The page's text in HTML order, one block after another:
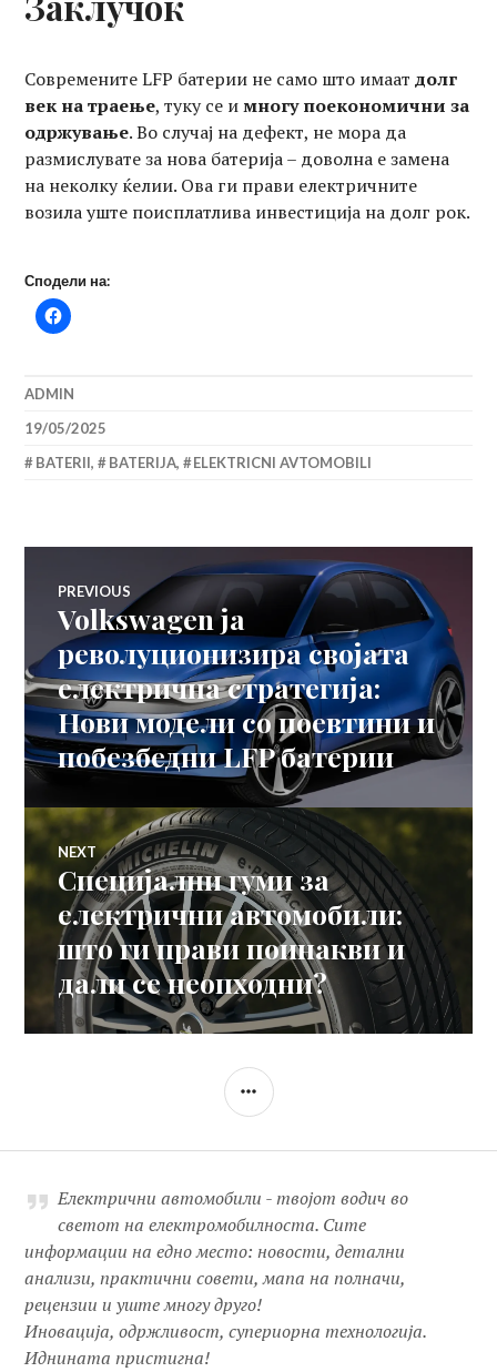
Современите LFP батерии не само што имаатдолг
век на траење, туку се имногу поекономични за
одржување. Во случај на дефект, не мора да
размислувате за нова батерија – доволна е замена
на неколку ќелии. Ова ги прави електричните
возила уште поисплатлива инвестиција на долг рок.
Сподели на:
ADMIN
19/05/2025
BATERII, BATERIJA, ELEKTRICNI AVTOMOBILI
Навигација
на
напис
PREVIOUS
Previous
post:
Volkswagen ја
револуционизира својата
електрична стратегија:
Нови модели со поевтини и
побезбедни LFP батерии
NEXT
Next
post:
Специјални гуми за
електрични автомобили:
што ги прави поинакви и
дали се неопходни?
SIDEBAR
Електрични автомобили - твојот водич во
светот на електромобилноста. Сите
информации на едно место: новости, детални
анализи, практични совети, мапа на полначи,
рецензии и уште многу друго!
Иновација, одржливост, супериорна технологија.
Иднината пристигна!